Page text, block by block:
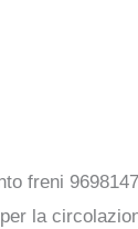
freni
la